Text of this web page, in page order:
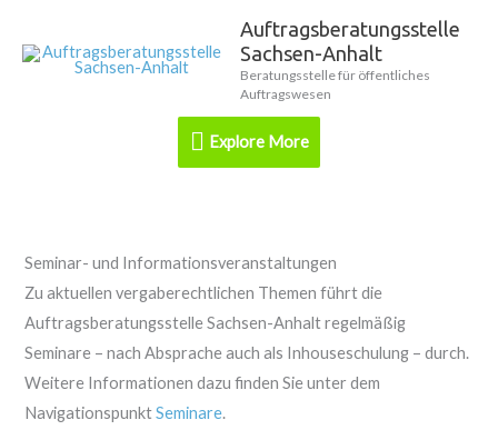
Inhalt
Auftragsberatungsstelle
Sachsen-Anhalt
Beratungsstelle für öffentliches
Auftragswesen
Explore
More
Explore More
Seminar- und Informationsveranstaltungen
Zu aktuellen vergaberechtlichen Themen führt die
Auftragsberatungsstelle Sachsen-Anhalt regelmäßig
Seminare – nach Absprache auch als Inhouseschulung – durch.
Weitere Informationen dazu finden Sie unter dem
NavigationspunktSeminare.